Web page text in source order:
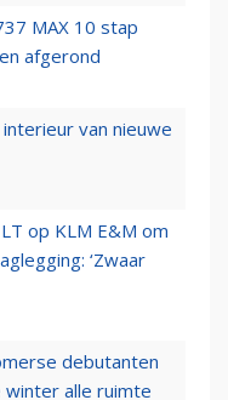
MAX 10 stap
afgerond
van nieuwe
op KLM E&M om
‘Zwaar
debutanten
winter alle ruimte